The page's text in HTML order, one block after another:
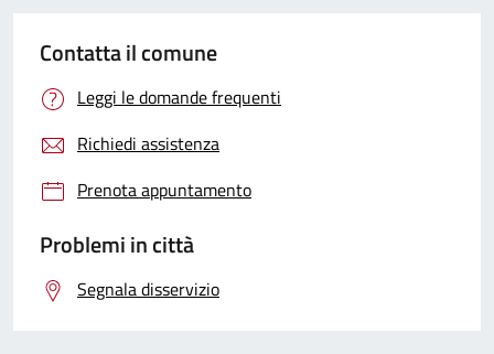
Contatta il comune
Leggi le domande frequenti
Richiedi assistenza
Prenota appuntamento
Problemi in città
Segnala disservizio